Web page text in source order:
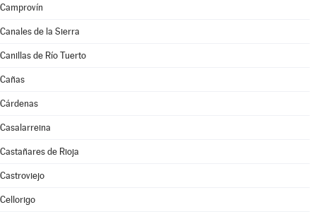
Camprovín
Canales de la Sierra
Canillas de Río Tuerto
Cañas
Cárdenas
Casalarreina
Castañares de Rioja
Castroviejo
Cellorigo